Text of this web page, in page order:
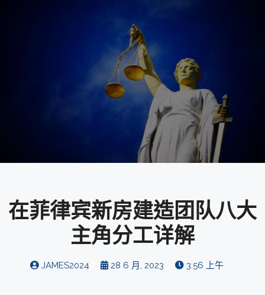
在菲律宾新房建造团队八大
主角分工详解
JAMES2024 28 6 月, 2023 3:56 上午